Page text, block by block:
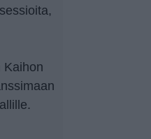
Kaihon